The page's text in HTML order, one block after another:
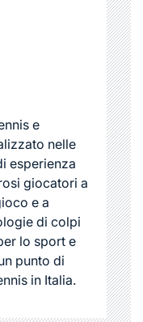
e
nelle
esperienza
giocatori a
e a
di colpi
lo sport e
punto di
in Italia.